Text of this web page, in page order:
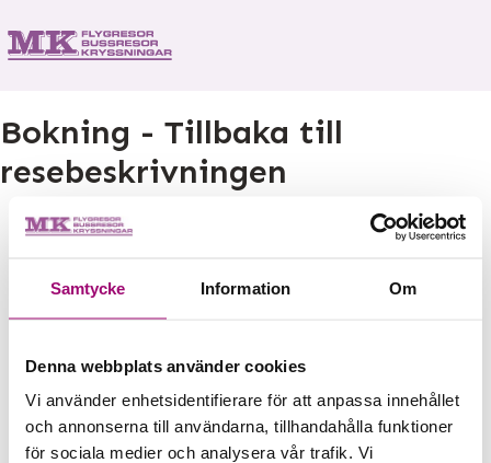
Samtycke Information Om
Denna webbplats använder cookies
Vi använder enhetsidentifierare för att anpassa innehållet
och annonserna till användarna, tillhandahålla funktioner
för sociala medier och analysera vår trafik. Vi
Bokning - Tillbaka till
resebeskrivningen
1. Antal resenärer och rum
2. Personupplysningar
3. Betalning
Fel